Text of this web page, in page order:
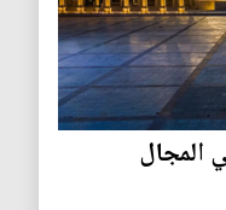
المجال